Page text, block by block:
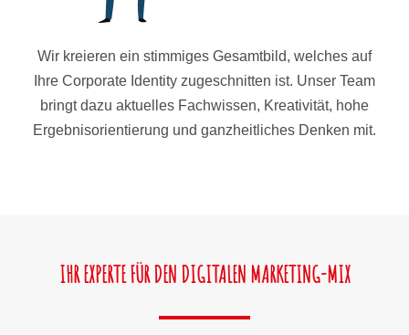
Wir kreieren ein stimmiges Gesamtbild, welches auf
Ihre Corporate Identity zugeschnitten ist. Unser Team
bringt dazu aktuelles Fachwissen, Kreativität, hohe
Ergebnisorientierung und ganzheitliches Denken mit.
IHR EXPERTE FÜR DEN DIGITALEN MARKETING-MIX